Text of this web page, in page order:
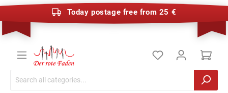
Today postage free from 25 €